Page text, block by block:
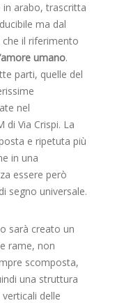
in arabo, trascritta
ma dal
il riferimento
umano.
parti, quelle del
nel
di Via Crispi. La
e ripetuta più
in una
essere però
segno universale.
sarà creato un
rame, non
scomposta,
una struttura
delle